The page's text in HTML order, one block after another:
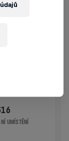
UMÍSTĚNÍ